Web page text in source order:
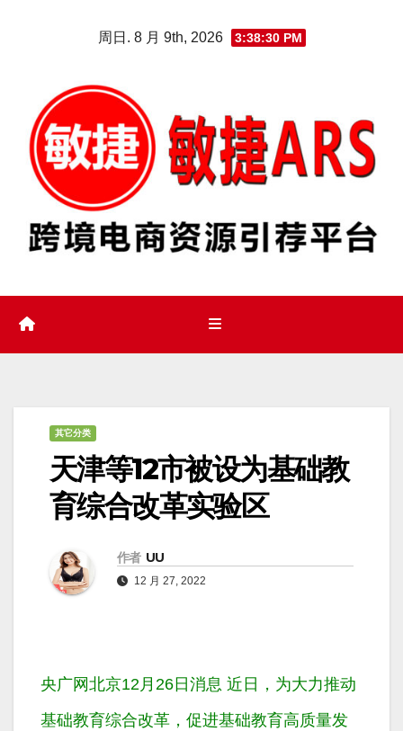
周日. 8 月 9th, 2026 3:38:30 PM
其它分类
天津等12市被设为基础教
育综合改革实验区
作者 UU
12 月 27, 2022
央广网北京12月26日消息 近日，为大力推动
基础教育综合改革，促进基础教育高质量发